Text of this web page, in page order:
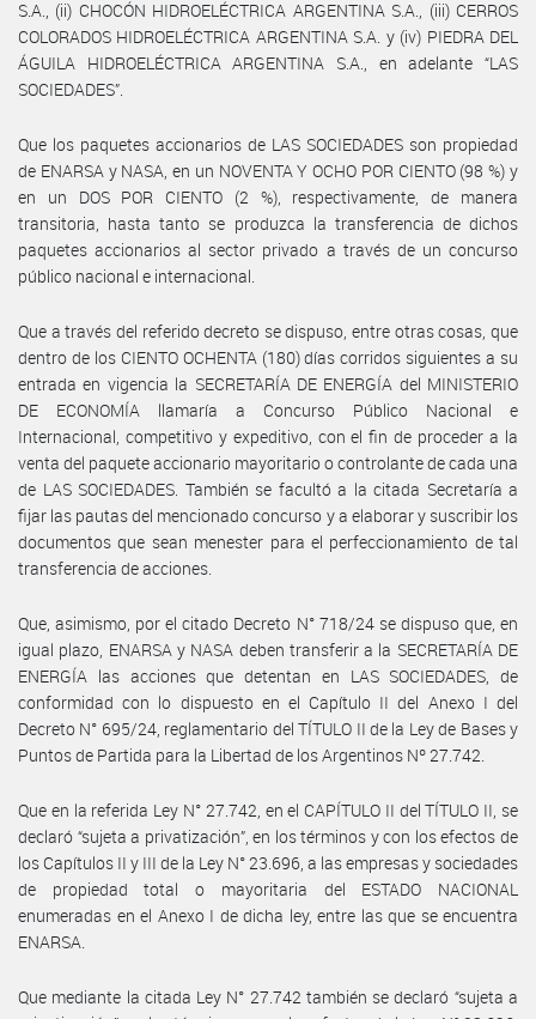
S.A., (ii) CHOCÓN HIDROELÉCTRICA ARGENTINA S.A., (iii) CERROS
COLORADOS HIDROELÉCTRICA ARGENTINA S.A. y (iv) PIEDRA DEL
ÁGUILA HIDROELÉCTRICA ARGENTINA S.A., en adelante “LAS
SOCIEDADES”.
Que los paquetes accionarios de LAS SOCIEDADES son propiedad
de ENARSA y NASA, en un NOVENTA Y OCHO POR CIENTO (98 %) y
en un DOS POR CIENTO (2 %), respectivamente, de manera
transitoria, hasta tanto se produzca la transferencia de dichos
paquetes accionarios al sector privado a través de un concurso
público nacional e internacional.
Que a través del referido decreto se dispuso, entre otras cosas, que
dentro de los CIENTO OCHENTA (180) días corridos siguientes a su
entrada en vigencia la SECRETARÍA DE ENERGÍA del MINISTERIO
DE ECONOMÍA llamaría a Concurso Público Nacional e
Internacional, competitivo y expeditivo, con el fin de proceder a la
venta del paquete accionario mayoritario o controlante de cada una
de LAS SOCIEDADES. También se facultó a la citada Secretaría a
fijar las pautas del mencionado concurso y a elaborar y suscribir los
documentos que sean menester para el perfeccionamiento de tal
transferencia de acciones.
Que, asimismo, por el citado Decreto N° 718/24 se dispuso que, en
igual plazo, ENARSA y NASA deben transferir a la SECRETARÍA DE
ENERGÍA las acciones que detentan en LAS SOCIEDADES, de
conformidad con lo dispuesto en el Capítulo II del Anexo I del
Decreto N° 695/24, reglamentario del TÍTULO II de la Ley de Bases y
Puntos de Partida para la Libertad de los Argentinos Nº 27.742.
Que en la referida Ley N° 27.742, en el CAPÍTULO II del TÍTULO II, se
declaró “sujeta a privatización”, en los términos y con los efectos de
los Capítulos II y III de la Ley N° 23.696, a las empresas y sociedades
de propiedad total o mayoritaria del ESTADO NACIONAL
enumeradas en el Anexo I de dicha ley, entre las que se encuentra
ENARSA.
Que mediante la citada Ley N° 27.742 también se declaró “sujeta a